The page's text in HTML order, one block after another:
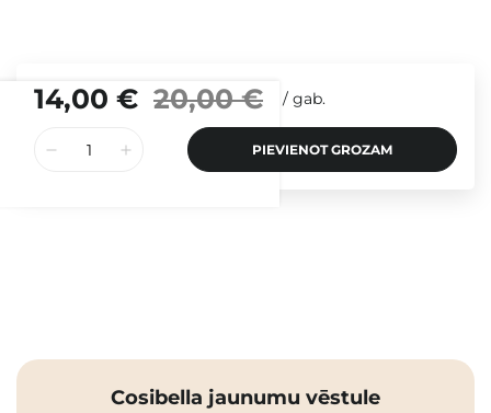
14,00 € 20,00 € / gab.
PIEVIENOT GROZAM
Cosibella jaunumu vēstule